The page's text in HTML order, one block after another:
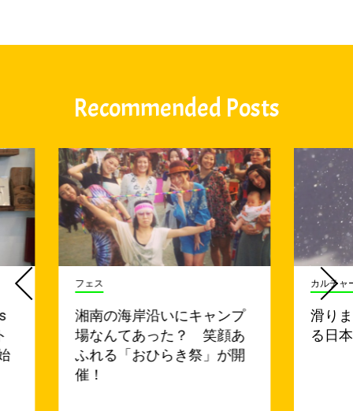
Recommended Posts
フェス
湘南の海岸沿いにキャンプ
場なんてあった？ 笑顔あ
ふれる「おひらき祭」が開
催！
カルチャ
滑り
る日